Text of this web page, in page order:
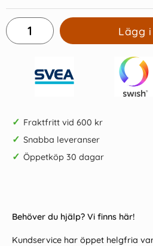
Lägg
✓ Fraktfritt vid 600 kr
✓ Snabba leveranser
✓ Öppetköp 30 dagar
Behöver du hjälp? Vi finns här!
Kundservice har öppet helgfria